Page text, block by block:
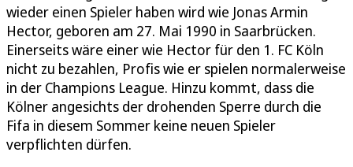
wieder einen Spieler haben wird wie Jonas Armin
Hector, geboren am 27. Mai 1990 in Saarbrücken.
Einerseits wäre einer wie Hector für den 1. FC Köln
nicht zu bezahlen, Profis wie er spielen normalerweise
in der Champions League. Hinzu kommt, dass die
Kölner angesichts der drohenden Sperre durch die
Fifa in diesem Sommer keine neuen Spieler
verpflichten dürfen.